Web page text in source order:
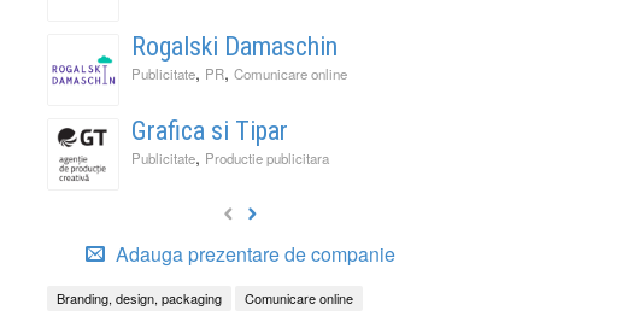
Rogalski Damaschin
Publicitate, PR, Comunicare online
Grafica si Tipar
Publicitate, Productie publicitara
Adauga prezentare de companie
Branding, design, packaging
Comunicare online